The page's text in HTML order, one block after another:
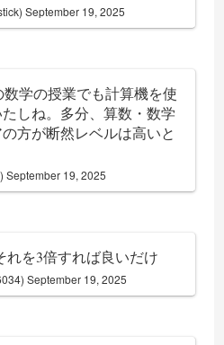
September 19, 2025
数学の授業でも計算機を使
しね。多分、算数・数学
方が断然レベルは高いと
September 19, 2025
れを3倍すれば良いだけ
September 19, 2025